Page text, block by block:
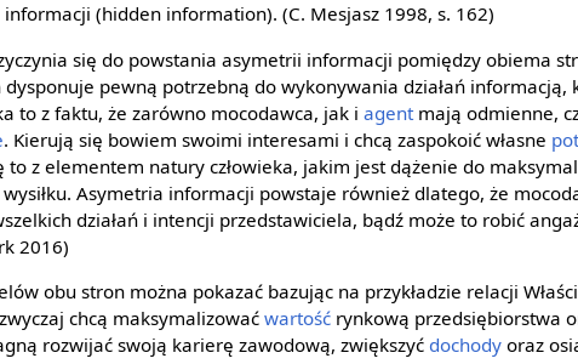
(hidden information). (C. Mesjasz 1998, s. 162)
się do powstania asymetrii informacji pomiędzy obiema
dysponuje pewną potrzebną do wykonywania działań
to z faktu, że zarówno mocodawca, jak iagent mają odmienne,
. Kierują się bowiem swoimi interesami i chcą zaspokoić własne
to z elementem natury człowieka, jakim jest dążenie do
Asymetria informacji powstaje również dlatego, że
działań i intencji przedstawiciela, bądź może to robić
2016)
obu stron można pokazać bazując na przykładzie relacji
chcą maksymalizowaćwartość rynkową przedsiębiorstwa
rozwijać swoją karierę zawodową, zwiększyć dochody oraz